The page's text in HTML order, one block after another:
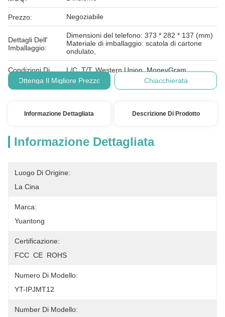
Prezzo: Negoziabile
Dettagli Dell'
Imballaggio:
Dimensioni del telefono: 373 * 282 * 137 (mm)
Materiale di imballaggio: scatola di cartone
ondulato,
Condizioni Di
Pagamento:
L/C, T/T, Western Union, MoneyGram
Ottenga Il Migliore Prezzo
Chiacchierata
Informazione Dettagliata Descrizione Di Prodotto
Informazione Dettagliata
Luogo Di Origine:
La Cina
Marca:
Yuantong
Certificazione:
FCC  CE  ROHS
Numero Di Modello:
YT-IPJMT12
Number Di Modello: